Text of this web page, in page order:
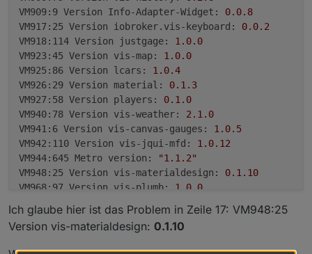
VM909:9 Version Info-Adapter-Widget:
0.0.8
VM917:25 Version iobroker.vis-keyboard:
0.0.2
VM918:114 Version justgage:
1.0.0
VM923:45 Version vis-map:
1.0.0
VM925:86 Version lcars:
1.0.4
VM926:29 Version material:
0.1 .3
VM927:58 Version players:
0.1 .0
VM940:78 Version vis-weather:
2.1 .0
VM941:6 Version vis-canvas-gauges:
1.0.5
VM942:110 Version vis-jqui-mfd:
1.0.12
VM944:645 Metro version:
"1.1.2"
VM948:25 Version vis-materialdesign:
0.1 .10
VM968:97 Version vis-plumb:
1.0 .0
conn.js:1137 Error: 0 - TypeError:
conn.js:1137 Error: 1 - at
Ich glaube hier ist das Problem in Zeile 17: VM948:25
Version vis-materialdesign: 0.1.10